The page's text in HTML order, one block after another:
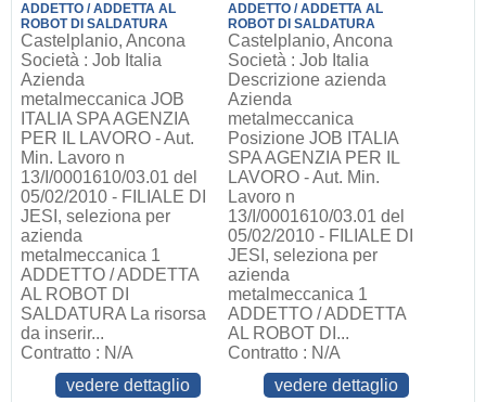
ADDETTO / ADDETTA AL
ROBOT DI SALDATURA
Castelplanio, Ancona
Società : Job Italia
Azienda
metalmeccanica JOB
ITALIA SPA AGENZIA
PER IL LAVORO - Aut.
Min. Lavoro n
13/I/0001610/03.01 del
05/02/2010 - FILIALE DI
JESI, seleziona per
azienda
metalmeccanica 1
ADDETTO / ADDETTA
AL ROBOT DI
SALDATURA La risorsa
da inserir...
Contratto : N/A
vedere dettaglio
ADDETTO / ADDETTA AL
ROBOT DI SALDATURA
Castelplanio, Ancona
Società : Job Italia
Descrizione azienda
Azienda
metalmeccanica
Posizione JOB ITALIA
SPA AGENZIA PER IL
LAVORO - Aut. Min.
Lavoro n
13/I/0001610/03.01 del
05/02/2010 - FILIALE DI
JESI, seleziona per
azienda
metalmeccanica 1
ADDETTO / ADDETTA
AL ROBOT DI...
Contratto : N/A
vedere dettaglio